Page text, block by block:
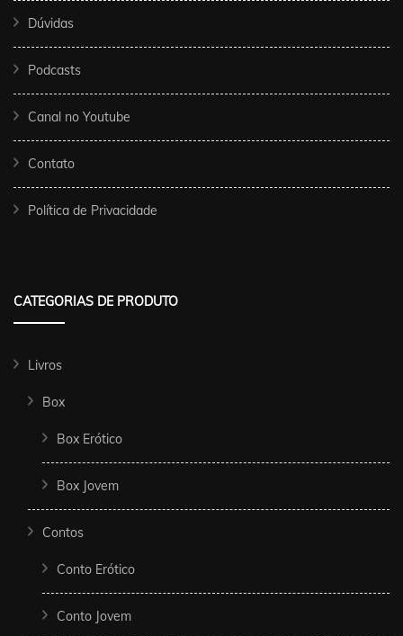
Dúvidas
Podcasts
Canal no Youtube
Contato
Política de Privacidade
CATEGORIAS DE PRODUTO
Livros
Box
Box Erótico
Box Jovem
Contos
Conto Erótico
Conto Jovem